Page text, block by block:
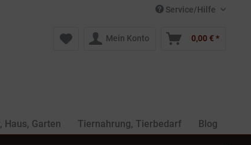
Service/Hilfe
Mein Konto 0,00 € *
Haus, Garten Tiernahrung, Tierbedarf Blog